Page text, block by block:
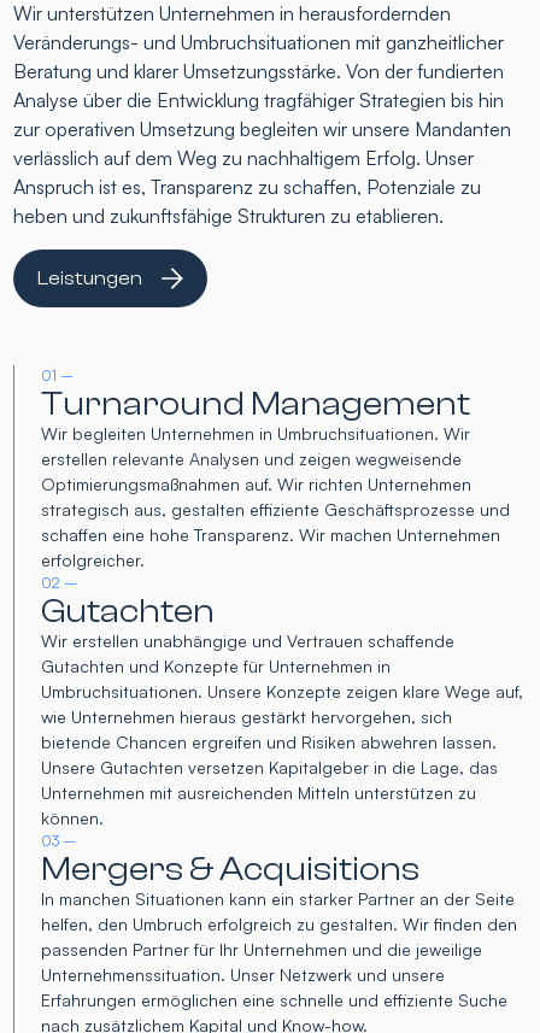
Wir unterstützen Unternehmen in herausfordernden
Veränderungs- und Umbruchsituationen mit ganzheitlicher
Beratung und klarer Umsetzungsstärke. Von der fundierten
Analyse über die Entwicklung tragfähiger Strategien bis hin
zur operativen Umsetzung begleiten wir unsere Mandanten
verlässlich auf dem Weg zu nachhaltigem Erfolg. Unser
Anspruch ist es, Transparenz zu schaffen, Potenziale zu
heben und zukunftsfähige Strukturen zu etablieren.
Leistungen
01 –
Turnaround Management
Wir begleiten Unternehmen in Umbruchsituationen. Wir
erstellen relevante Analysen und zeigen wegweisende
Optimierungsmaßnahmen auf. Wir richten Unternehmen
strategisch aus, gestalten effiziente Geschäftsprozesse und
schaffen eine hohe Transparenz. Wir machen Unternehmen
erfolgreicher.
02 –
Gutachten
Wir erstellen unabhängige und Vertrauen schaffende
Gutachten und Konzepte für Unternehmen in
Umbruchsituationen. Unsere Konzepte zeigen klare Wege auf,
wie Unternehmen hieraus gestärkt hervorgehen, sich
bietende Chancen ergreifen und Risiken abwehren lassen.
Unsere Gutachten versetzen Kapitalgeber in die Lage, das
Unternehmen mit ausreichenden Mitteln unterstützen zu
können.
03 –
Mergers & Acquisitions
In manchen Situationen kann ein starker Partner an der Seite
helfen, den Umbruch erfolgreich zu gestalten. Wir finden den
passenden Partner für Ihr Unternehmen und die jeweilige
Unternehmenssituation. Unser Netzwerk und unsere
Erfahrungen ermöglichen eine schnelle und effiziente Suche
nach zusätzlichem Kapital und Know-how.